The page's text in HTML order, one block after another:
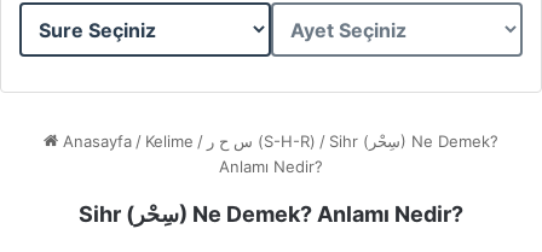
Sure
Ayet
Anasayfa / Kelime / س ح ر (S-H-R) / Sihr (سِحْر) Ne Demek?
Anlamı Nedir?
Sihr (سِحْر) Ne Demek? Anlamı Nedir?